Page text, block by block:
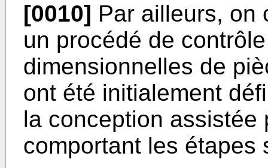
[0010] Par ailleurs, on
un procédé de
dimensionnelles de
ont été initialement
la conception assistée
comportant les étapes